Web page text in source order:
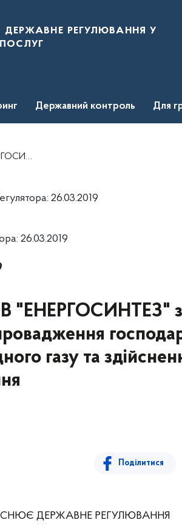
регулювання у
Державний контроль Для
державного регулювання
26.03.2019
26.03.2019
"ЕНЕРГОСИНТЕЗ"
газу та
Поділитися
ДЕРЖАВНЕ РЕГУЛЮВАННЯ